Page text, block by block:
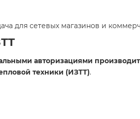
для сетевых магазинов и
авторизациями
техники (ИЗТТ).